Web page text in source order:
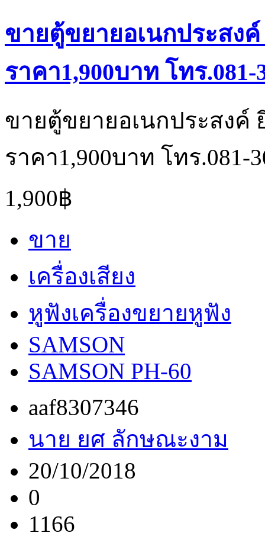
ขายตู้ขยายอเนกประสง
ราคา1,900บาท โทร.081-
ขายตู้ขยายอเนกประสงค์
ราคา1,900บาท โทร.081-
1,900฿
ขาย
เครื่องเสียง
หูฟังเครื่องขยายหูฟัง
SAMSON
SAMSON PH-60
aaf8307346
นาย ยศ ลักษณะงาม
20/10/2018
0
1166